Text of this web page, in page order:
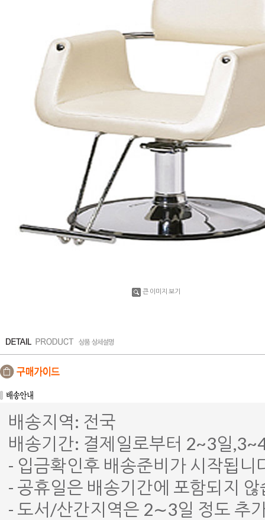
큰 이미지 보기
배송지역: 전국
배송기간: 결제일로부터 2~3일
- 입금확인후 배송준비가 시작됩니
- 공휴일은 배송기간에 포함되지 않
- 도서/산간지역은 2∼3일 정도 추